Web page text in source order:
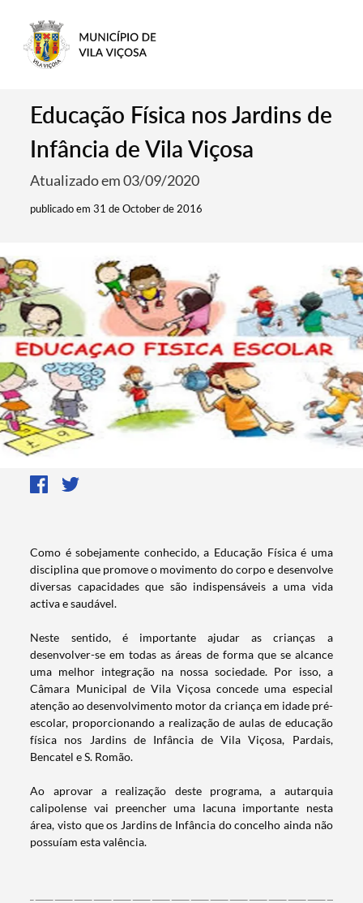
Educação Física nos Jardins de
Infância de Vila Viçosa
Atualizado em 03/09/2020
publicado em 31 de October de 2016
​Como é sobejamente conhecido, a Educação Física é uma
disciplina que promove o movimento do corpo e desenvolve
diversas capacidades que são indispensáveis a uma vida
activa e saudável.
Neste sentido, é importante ajudar as crianças a
desenvolver-se em todas as áreas de forma que se alcance
uma melhor integração na nossa sociedade. Por isso, a
Câmara Municipal de Vila Viçosa concede uma especial
atenção ao desenvolvimento motor da criança em idade pré-
escolar, proporcionando a realização de aulas de educação
física nos Jardins de Infância de Vila Viçosa, Pardais,
Bencatel e S. Romão.
Ao aprovar a realização deste programa, a autarquia
calipolense vai preencher uma lacuna importante nesta
área, visto que os Jardins de Infância do concelho ainda não
possuíam esta valência.